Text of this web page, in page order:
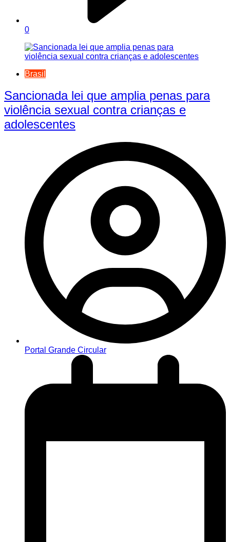
0
Brasil
Sancionada lei que amplia penas para
violência sexual contra crianças e
adolescentes
Portal Grande Circular